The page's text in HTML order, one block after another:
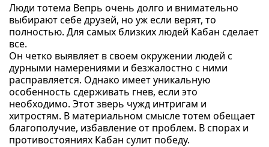
Люди тотема Вепрь очень долго и внимательно
выбирают себе друзей, но уж если верят, то
полностью. Для самых близких людей Кабан сделает
все.
Он четко выявляет в своем окружении людей с
дурными намерениями и безжалостно с ними
расправляется. Однако имеет уникальную
особенность сдерживать гнев, если это
необходимо. Этот зверь чужд интригам и
хитростям. В материальном смысле тотем обещает
благополучие, избавление от проблем. В спорах и
противостояниях Кабан сулит победу.